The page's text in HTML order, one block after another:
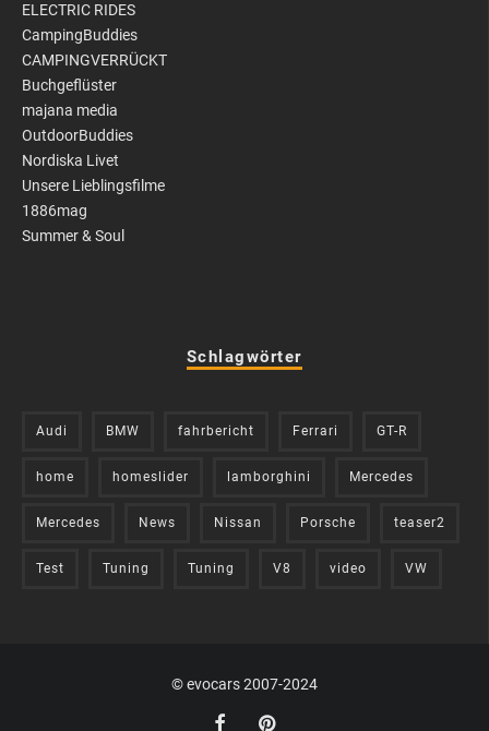
ELECTRIC RIDES
CampingBuddies
CAMPINGVERRÜCKT
Buchgeflüster
majana media
OutdoorBuddies
Nordiska Livet
Unsere Lieblingsfilme
1886mag
Summer & Soul
Schlagwörter
Audi BMW fahrbericht Ferrari GT-R
home homeslider lamborghini Mercedes
Mercedes News Nissan Porsche teaser2
Test Tuning Tuning V8 video VW
© evocars 2007-2024